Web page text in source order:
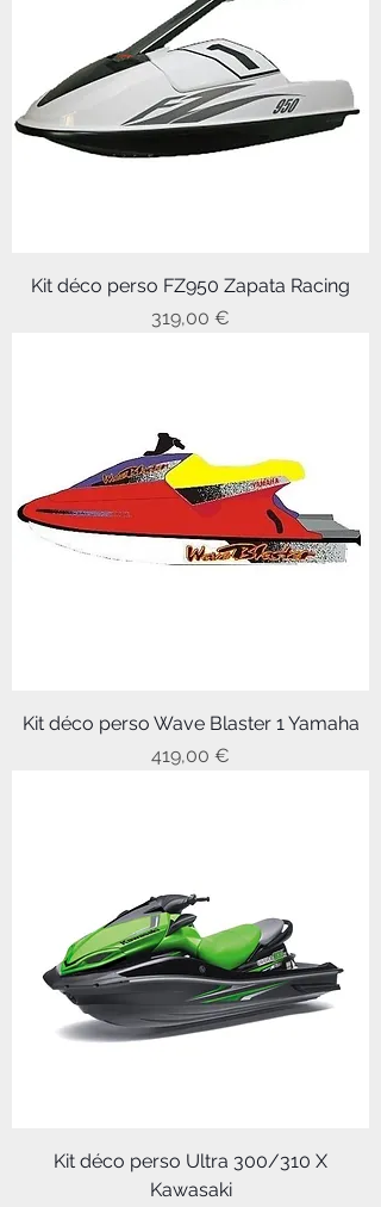
Kit déco perso FZ950 Zapata Racing
Prix
319,00 €
Kit déco perso Wave Blaster 1 Yamaha
Prix
419,00 €
Kit déco perso Ultra 300/310 X
Kawasaki